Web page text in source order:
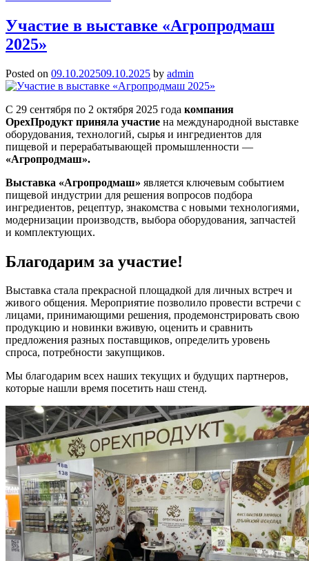
Участие в выставке «Агропродмаш
2025»
Posted on 09.10.202509.10.2025 by admin
С 29 сентября по 2 октября 2025 года компания
ОрехПродукт приняла участие на международной выставке
оборудования, технологий, сырья и ингредиентов для
пищевой и перерабатывающей промышленности —
«Агропродмаш».
Выставка «Агропродмаш» является ключевым событием
пищевой индустрии для решения вопросов подбора
ингредиентов, рецептур, знакомства с новыми технологиями,
модернизации производств, выбора оборудования, запчастей
и комплектующих.
Благодарим за участие!
Выставка стала прекрасной площадкой для личных встреч и
живого общения. Мероприятие позволило провести встречи с
лицами, принимающими решения, продемонстрировать свою
продукцию и новинки вживую, оценить и сравнить
предложения разных поставщиков, определить уровень
спроса, потребности закупщиков.
Мы благодарим всех наших текущих и будущих партнеров,
которые нашли время посетить наш стенд.